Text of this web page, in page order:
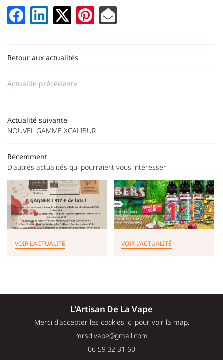
ACCUEIL
ESHOP
AVIS
ACTUALITÉS
CONTACT
Retour aux actualités
Actualité précédente
-
Actualité suivante
NOUVEL GAMME XCALIBUR
Récemment
D'autres actualités qui pourraient vous intéresser
VOIR L'ACTUALITÉ VOIR L'ACTUALITÉ
L'Artisan De La Vape
Merci d'accepter les cookies ici pour voir la map.
06 59 32 31 60